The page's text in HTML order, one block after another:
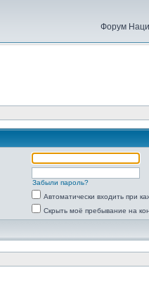
Форум
Забыли пароль?
Автоматически входить при
Скрыть моё пребывание на